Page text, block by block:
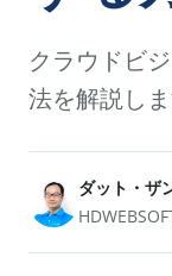
クラウドビ
法を解説しま
ダット・ザ